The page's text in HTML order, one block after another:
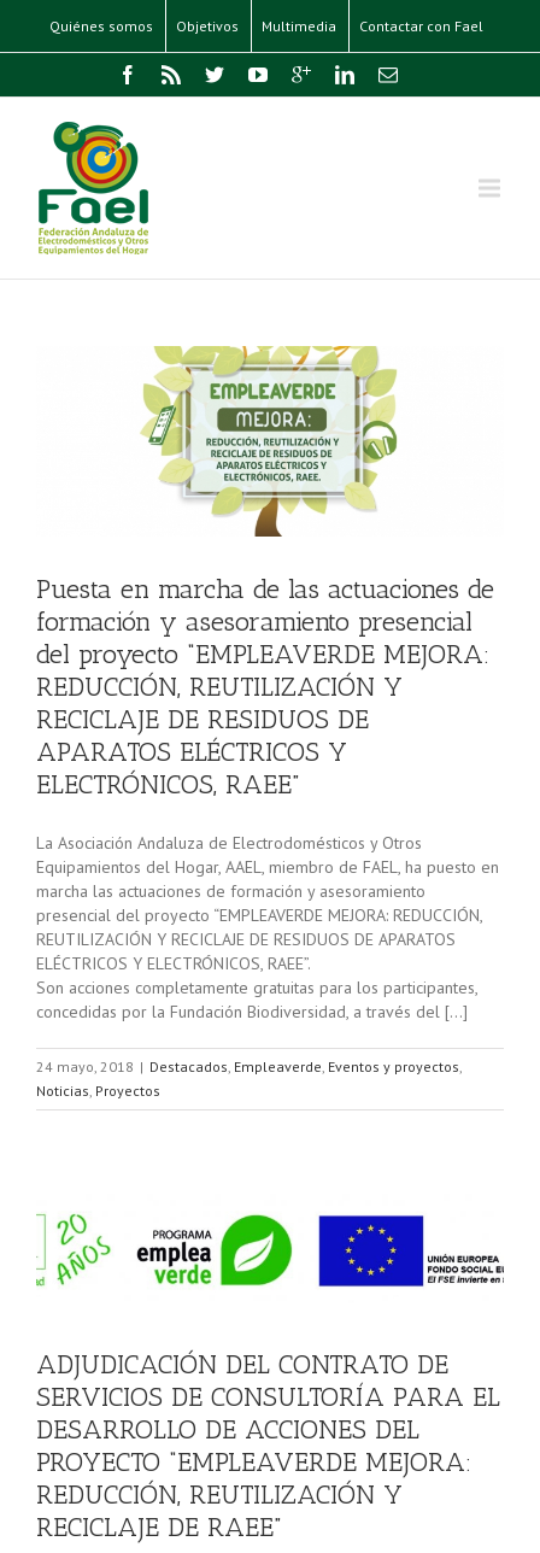
Quiénes somos Objetivos Multimedia Contactar con Fael
Puesta en marcha de las actuaciones de
formación y asesoramiento presencial
del proyecto “EMPLEAVERDE MEJORA:
REDUCCIÓN, REUTILIZACIÓN Y
RECICLAJE DE RESIDUOS DE
APARATOS ELÉCTRICOS Y
ELECTRÓNICOS, RAEE”
La Asociación Andaluza de Electrodomésticos y Otros
Equipamientos del Hogar, AAEL, miembro de FAEL, ha puesto en
marcha las actuaciones de formación y asesoramiento
presencial del proyecto “EMPLEAVERDE MEJORA: REDUCCIÓN,
REUTILIZACIÓN Y RECICLAJE DE RESIDUOS DE APARATOS
ELÉCTRICOS Y ELECTRÓNICOS, RAEE”.
Son acciones completamente gratuitas para los participantes,
concedidas por la Fundación Biodiversidad, a través del […]
24 mayo, 2018 | Destacados Empleaverde Eventos y proyectos
Noticias Proyectos
ADJUDICACIÓN DEL CONTRATO DE
SERVICIOS DE CONSULTORÍA PARA EL
DESARROLLO DE ACCIONES DEL
PROYECTO “EMPLEAVERDE MEJORA:
REDUCCIÓN, REUTILIZACIÓN Y
RECICLAJE DE RAEE”